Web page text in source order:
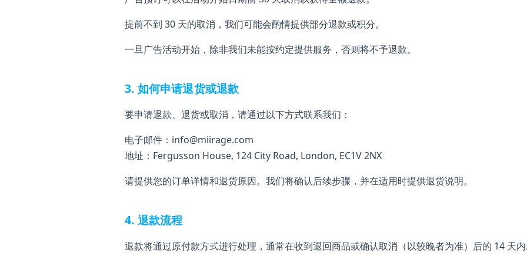
提前不到 30 天的取消，我们可能会酌情提供部分退款或积分。
一旦广告活动开始，除非我们未能按约定提供服务，否则将不予退款。
3. 如何申请退货或退款
要申请退款、退货或取消，请通过以下方式联系我们：
电子邮件： info@miirage.com
地址：Fergusson House, 124 City Road, London, EC1V 2NX
请提供您的订单详情和退货原因。我们将确认后续步骤，并在适用时提供退货说明。
4. 退款流程
退款将通过原付款方式进行处理，通常在收到退回商品或确认取消（以较晚者为准）后的 14 天